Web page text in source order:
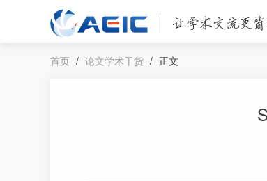
首页 / 论文学术干货 / 正文